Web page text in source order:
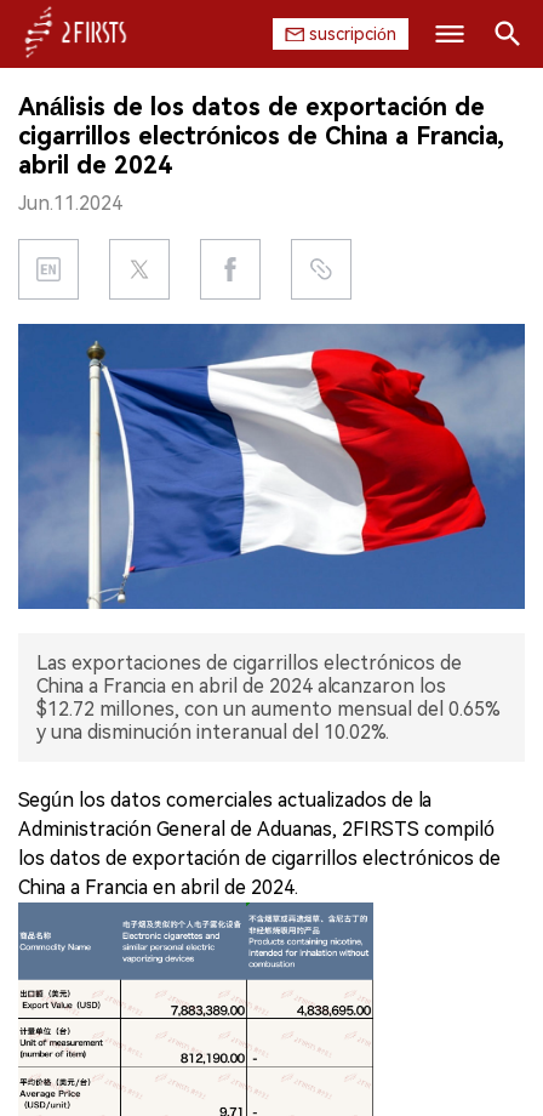
suscripción
INICIO
EMPRESA
PRODUCTO
REGULACIÓN
CHINA
EXPOSICIÓN
ENTREVISTA
Buscar
Análisis de los datos de exportación de
cigarrillos electrónicos de China a Francia,
abril de 2024
Jun.11.2024
Las exportaciones de cigarrillos electrónicos de
China a Francia en abril de 2024 alcanzaron los
$12.72 millones, con un aumento mensual del 0.65%
y una disminución interanual del 10.02%.
Según los datos comerciales actualizados de la
Administración General de Aduanas, 2FIRSTS compiló
los datos de exportación de cigarrillos electrónicos de
China a Francia en abril de 2024.